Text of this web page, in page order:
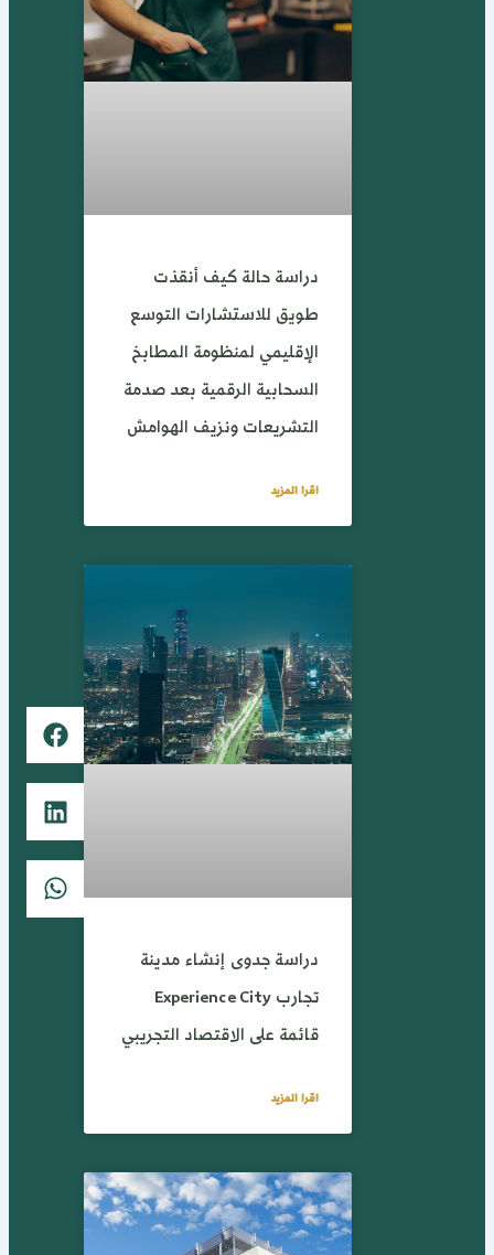
دراسة حالة كيف أنقذت
طويق للاستشارات التوسع
الإقليمي لمنظومة المطابخ
السحابية الرقمية بعد صدمة
التشريعات ونزيف الهوامش
اقرا المزيد
دراسة جدوى إنشاء مدينة
تجارب Experience City
قائمة على الاقتصاد التجريبي
اقرا المزيد